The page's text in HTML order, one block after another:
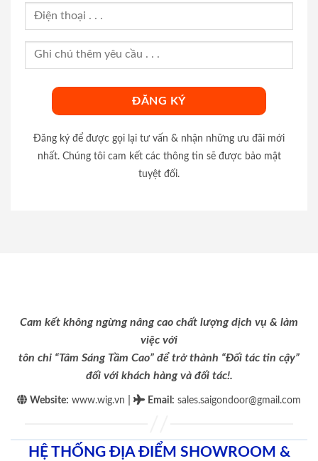
Đăng ký để được gọi lại tư vấn & nhận những ưu đãi mới
nhất. Chúng tôi cam kết các thông tin sẽ được bảo mật
tuyệt đối.
Cam kết không ngừng nâng cao chất lượng dịch vụ & làm
việc với
tôn chỉ “Tâm Sáng Tầm Cao” để trở thành “Đối tác tin cậy”
đối với khách hàng và đối tác!.
Website: www.wig.vn Email : sales.saigondoor@gmail.com
HỆ THỐNG ĐỊA ĐIỂM SHOWROOM &